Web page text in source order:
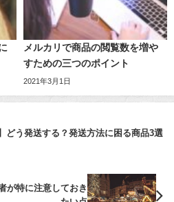
メルカリで商品の閲覧数を増や
すための三つのポイント
2021年3月1日
どう発送する？発送方法に困る商品3選
が特に注意しておき